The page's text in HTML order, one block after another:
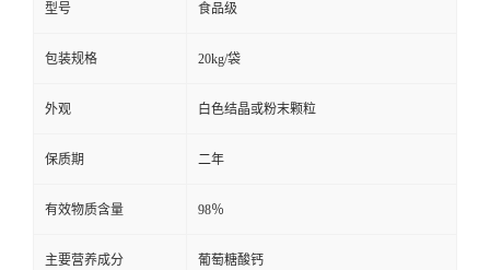
型号 食品级
包装规格 20kg/袋
外观 白色结晶或粉末颗粒
保质期 二年
有效物质含量 98％
主要营养成分 葡萄糖酸钙